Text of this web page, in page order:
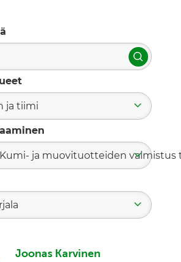
Hae
ja tiimi
Kumi- ja muovituotteiden valmistus
Joonas Karvinen